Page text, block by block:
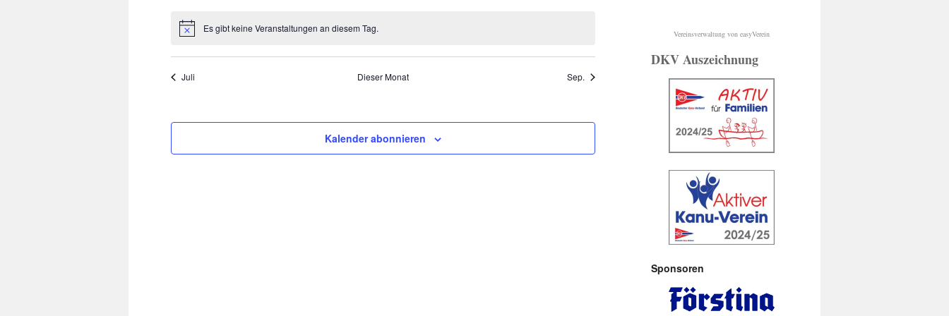
HinweisEs gibt keine Veranstaltungen an diesem Tag.
Juli Dieser Monat Sep.
Kalender abonnieren
Vereinsverwaltung von easyVerein
DKV Auszeichnung
Sponsoren